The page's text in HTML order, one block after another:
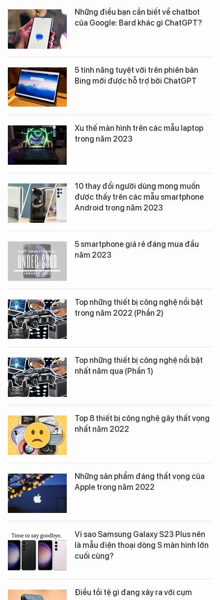
Những điều bạn cần biết về chatbot
của Google: Bard khác gì ChatGPT?
5 tính năng tuyệt vời trên phiên bản
Bing mới được hỗ trợ bởi ChatGPT
Xu thế màn hình trên các mẫu laptop
trong năm 2023
10 thay đổi người dùng mong muốn
được thấy trên các mẫu smartphone
Android trong năm 2023
5 smartphone giá rẻ đáng mua đầu
năm 2023
Top những thiết bị công nghệ nổi bật
trong năm 2022 (Phần 2)
Top những thiết bị công nghệ nổi bật
nhất năm qua (Phần 1)
Top 8 thiết bị công nghệ gây thất vọng
nhất năm 2022
Những sản phẩm đáng thất vọng của
Apple trong năm 2022
Vì sao Samsung Galaxy S23 Plus nên
là mẫu điện thoại dòng S màn hình lớn
cuối cùng?
Điều tồi tệ gì đang xảy ra với cụm